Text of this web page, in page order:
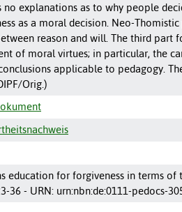
explanations as to why people
as a moral decision. Neo-
reason and will. The third part
of moral virtues; in particular, the
applicable to pedagogy.
Orig.)
education for forgiveness in terms
36 - URN: urn:nbn:de:0111-pedocs-